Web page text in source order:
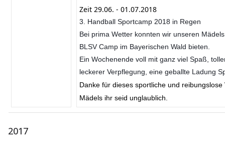
Zeit 29.06. - 01.07.2018
3. Handball Sportcamp 2018 in Regen
Bei prima Wetter konnten wir unseren
BLSV Camp im Bayerischen Wald bieten.
Ein Wochenende voll mit ganz viel Spaß,
leckerer Verpflegung, eine geballte Ladung
Danke für dieses sportliche und reibungslose
Mädels ihr seid unglaublich.
2017